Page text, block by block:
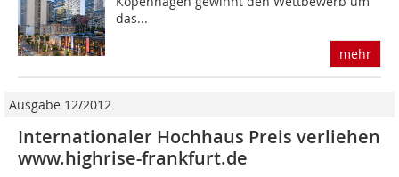
das...
mehr
Ausgabe 12/2012
Internationaler Hochhaus Preis verliehen
www.highrise-frankfurt.de